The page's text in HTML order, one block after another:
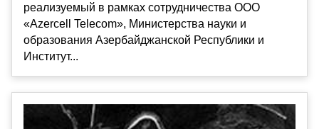
реализуемый в рамках сотрудничества ООО
«Azercell Telecom», Министерства науки и
образования Азербайджанской Республики и
Институт...